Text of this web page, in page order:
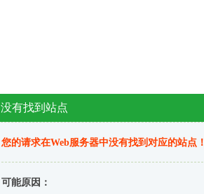
没有找到站点
您的请求在Web服务器中没有找到对应的站点！
可能原因：